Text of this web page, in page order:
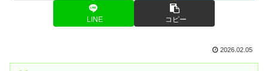
LINE コピー
2026.02.05